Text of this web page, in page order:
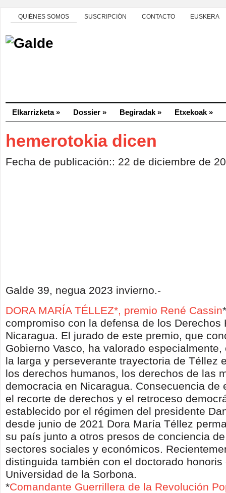
QUIÉNES SOMOS SUSCRIPCIÓN CONTACTO EUSKERA
Elkarrizketa» Dossier » Begiradak » Etxekoak »
hemerotokia dicen
Fecha de publicación:: 22 de diciembre de
Galde 39, negua 2023 invierno.-
DORA MARÍA TÉLLEZ*, premio René Cassin
compromiso con la defensa de los Derechos
Nicaragua. El jurado de este premio, que
Gobierno Vasco, ha valorado
la larga y perseverante trayectoria de Téllez
los derechos humanos, los derechos de las
democracia en Nicaragua. Consecuencia de
el recorte de derechos y el retroceso
establecido por el régimen del presidente
desde junio de 2021 Dora María Téllez
su país junto a otros presos de conciencia
sectores sociales y económicos.
distinguida también con el doctorado honoris
Universidad de la Sorbona.
*Comandante Guerrillera de la Revolución